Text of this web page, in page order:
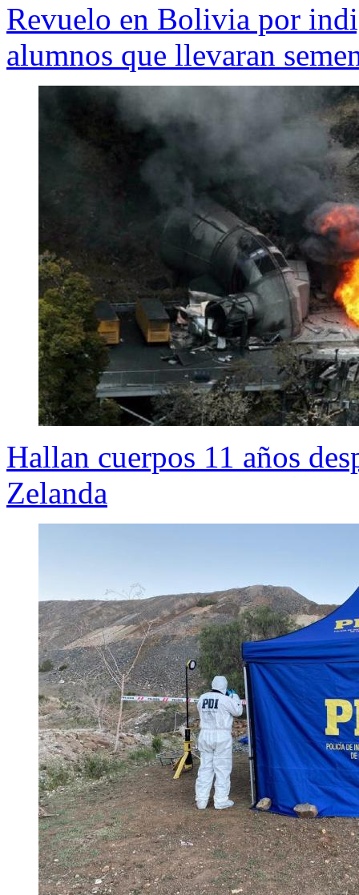
Revuelo en Bolivia por
alumnos que llevaran
Hallan cuerpos 11 años
Zelanda